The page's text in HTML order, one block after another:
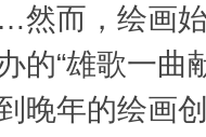
而，绘画
的“雄歌一
晚年的绘画